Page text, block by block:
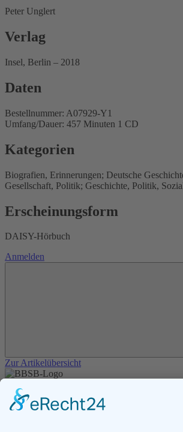
Peter Unglert
Verlag
Insel, Berlin – 2018
Daten
Bestellnummer: A07929-Y1
Umfang/Dauer: 457 Minuten 1 CD
Kategorien
Biografien, Erinnerungen; Deutsche
Gesellschaft, Politik; Geschichte, Politik,
Erscheinungsform
DAISY-Hörbuch
Anmelden
Zur Artikelübersicht
Unser Angebot
Shop